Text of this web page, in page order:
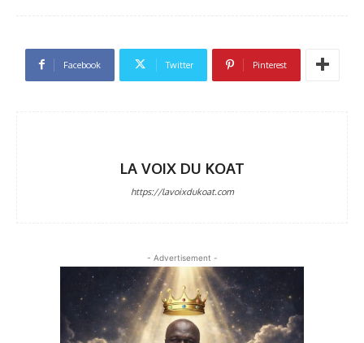
Facebook Twitter Pinterest
LA VOIX DU KOAT
https://lavoixdukoat.com
- Advertisement -